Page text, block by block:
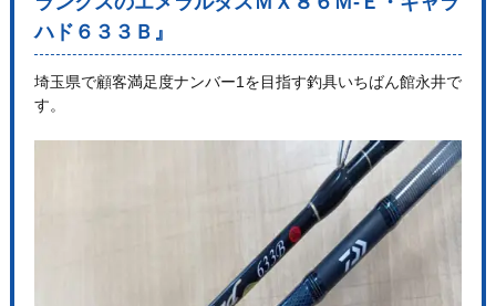
ハド６３３Ｂ』
埼玉県で顧客満足度ナンバー1を目指す釣具いちばん館永井で
す。